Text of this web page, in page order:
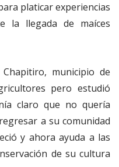
platicar experiencias
la llegada de maíces
municipio de
pero estudió
claro que no quería
a su comunidad
y ahora ayuda a las
de su cultura